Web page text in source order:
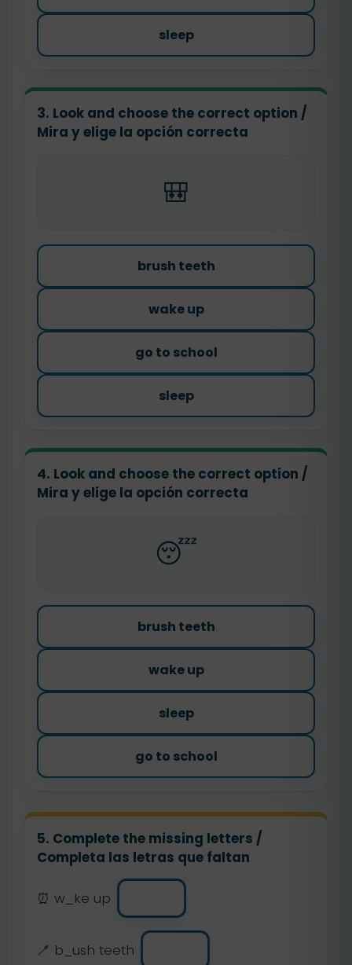
sleep
3. Look and choose the correct option /
Mira y elige la opción correcta
🎒
brush teeth
wake up
go to school
sleep
4. Look and choose the correct option /
Mira y elige la opción correcta
😴
brush teeth
wake up
sleep
go to school
5. Complete the missing letters /
Completa las letras que faltan
⏰ w_ke up
🪥 b_ush teeth